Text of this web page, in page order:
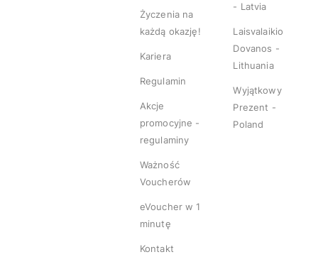
Życzenia na
każdą okazję!
Kariera
Regulamin
Akcje
promocyjne -
regulaminy
Ważność
Voucherów
eVoucher w 1
minutę
Kontakt
- Latvia
Laisvalaikio
Dovanos -
Lithuania
Wyjątkowy
Prezent -
Poland